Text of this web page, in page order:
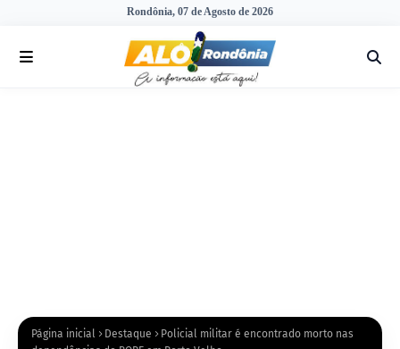
Rondônia, 07 de Agosto de 2026
Página inicial Destaque
Policial militar é encontrado morto nas